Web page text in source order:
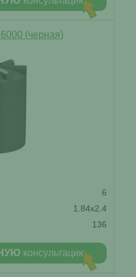
(черная)
6
1.84x2.4
136
консультацию